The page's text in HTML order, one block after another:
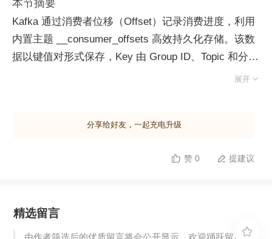
本节摘要
Kafka 通过消费者位移（Offset）记录消费进度，利用
内置主题 __consumer_offsets 高效持久化存储。该数
据以键值对形式保存，Key 由 Group ID、Topic 和分区
号组成，Value 为具体位移值。位移提交支持自动与手
（commitAsync），前者阻塞程序保证可靠性，后者非
用：常规阶段异步提交，关闭前同步提交以确保数据准
组内每条消息仅被一个实例消费，不同组则可独立消费
实现广播模式。组内分区分配遵循独占原则，当组成员
展开 
分享给好友，一起充电升级
 赞 0  提建议
精选留言
由作者筛选后的优质留言将会公开显示，欢迎踊跃留言。
